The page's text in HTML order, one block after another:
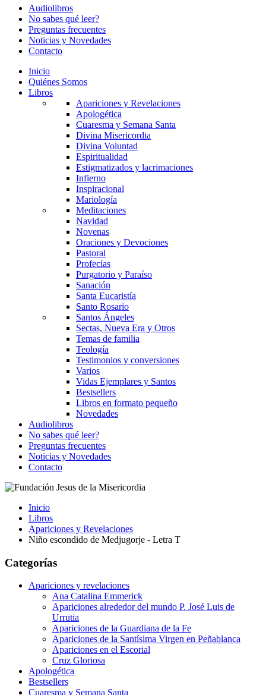
Audiolibros
No sabes qué leer?
Preguntas frecuentes
Noticias y Novedades
Contacto
Inicio
Quiénes Somos
Libros
Apariciones y Revelaciones
Apologética
Cuaresma y Semana Santa
Divina Misericordia
Divina Voluntad
Espiritualidad
Estigmatizados y lacrimaciones
Infierno
Inspiracional
Mariología
Meditaciones
Navidad
Novenas
Oraciones y Devociones
Pastoral
Profecías
Purgatorio y Paraíso
Sanación
Santa Eucaristía
Santo Rosario
Santos Ángeles
Sectas, Nueva Era y Otros
Temas de familia
Teología
Testimonios y conversiones
Varios
Vidas Ejemplares y Santos
Bestsellers
Libros en formato pequeño
Novedades
Audiolibros
No sabes qué leer?
Preguntas frecuentes
Noticias y Novedades
Contacto
Inicio
Libros
Apariciones y Revelaciones
Niño escondido de Medjugorje - Letra T
Categorías
Apariciones y revelaciones
Ana Catalina Emmerick
Apariciones alrededor del mundo P. José Luis de
Urrutia
Apariciones de la Guardiana de la Fe
Apariciones de la Santísima Virgen en Peñablanca
Apariciones en el Escorial
Cruz Gloriosa
Apologética
Bestsellers
Cuaresma y Semana Santa